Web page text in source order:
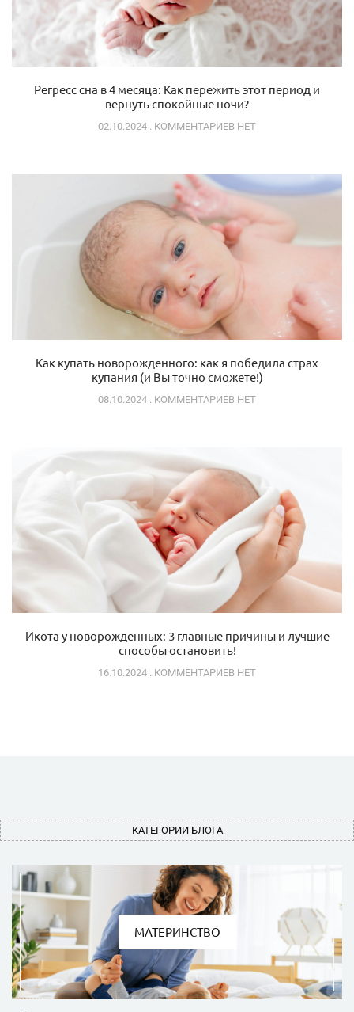
Регресс сна в 4 месяца: Как пережить этот период и
вернуть спокойные ночи?
02.10.2024 КОММЕНТАРИЕВ НЕТ
Как купать новорожденного: как я победила страх
купания (и Вы точно сможете!)
08.10.2024 КОММЕНТАРИЕВ НЕТ
Икота у новорожденных: 3 главные причины и лучшие
способы остановить!
16.10.2024 КОММЕНТАРИЕВ НЕТ
КАТЕГОРИИ БЛОГА
МАТЕРИНСТВО